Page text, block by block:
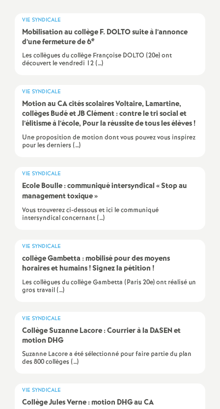
a
t
o
n
a
E
s
e
VIE SYNDICALE
Mobilisation au collège F. DOLTO suite à l’annonce
d’une fermeture de 6e
Les collègues du collège Françoise DOLTO (20e) ont
découvert le vendredi 12 (…)
VIE SYNDICALE
Motion au CA cités scolaires Voltaire, Lamartine,
collèges Budé et JB Clément : contre le tri social et
l’élitisme à l’école, Pour la réussite de tous les élèves!
Une proposition de motion dont vous pouvez vous inspirez
pour les derniers (…)
VIE SYNDICALE
Ecole Boulle : communiqué intersyndical «Stop au
management toxique»
Vous trouverez ci-dessous et ici le communiqué
intersyndical concernant (…)
VIE SYNDICALE
collège Gambetta : mobilisé pour des moyens
horaires et humains! Signez la pétition !
Les collègues du collège Gambetta (Paris 20e) ont réalisé un
gros travail (…)
VIE SYNDICALE
Collège Suzanne Lacore : Courrier à la DASEN et
motion DHG
Suzanne Lacore a été sélectionné pour faire partie du plan
des 800 collèges (…)
VIE SYNDICALE
Collège Jules Verne : motion DHG au CA